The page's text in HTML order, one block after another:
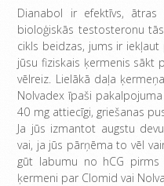
Dianabol ir efektīvs,
bioloģiskās testosteronu
cikls beidzas, jums ir
jūsu fiziskais ķermenis sākt
vēlreiz. Lielākā daļa
Nolvadex īpaši
40 mg attiecīgi, griešanas
Ja jūs izmantot augstu
vai, ja jūs pārņēma to vēl
gūt labumu no hCG pirms
ķermeni par Clomid vai